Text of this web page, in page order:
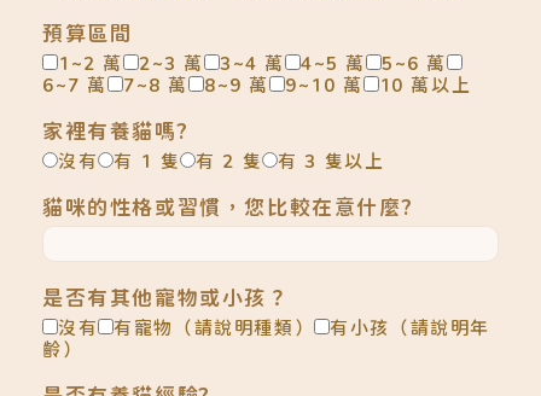
預算區間
1~2 萬 2~3 萬 3~4 萬 4~5 萬
5~6 萬
6~7 萬
7~8 萬 8~9 萬 9~10 萬 10 萬以上
家裡有養貓嗎?
沒有 有 1 隻 有 2 隻 有 3 隻以上
貓咪的性格或習慣，您比較在意什麼?
是否有其他寵物或小孩？
沒有 有寵物（請說明種類）
有小孩（請說明年
齡）